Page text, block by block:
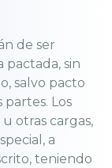
de ser
pactada, sin
salvo pacto
Los
otras cargas,
a
teniendo